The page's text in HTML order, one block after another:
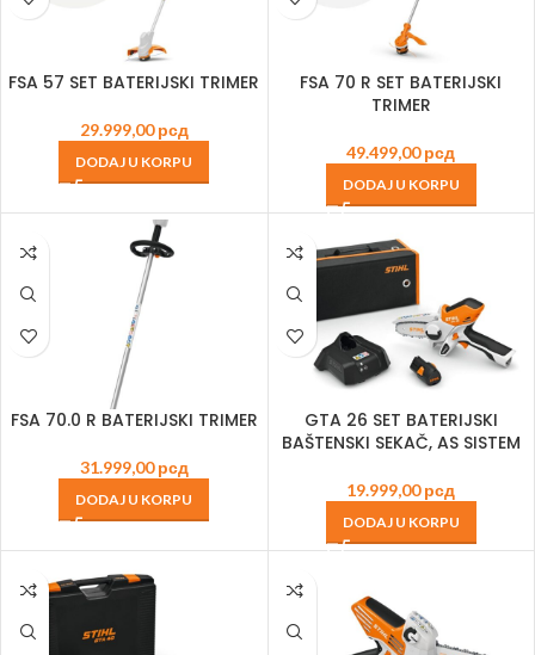
FSA 57 SET BATERIJSKI TRIMER
29.999,00рсд
DODAJ U KORPU
FSA 70 R SET BATERIJSKI
TRIMER
49.499,00рсд
DODAJ U KORPU
FSA 70.0 R BATERIJSKI TRIMER
31.999,00рсд
DODAJ U KORPU
GTA 26 SET BATERIJSKI
BAŠTENSKI SEKAČ, AS SISTEM
19.999,00рсд
DODAJ U KORPU